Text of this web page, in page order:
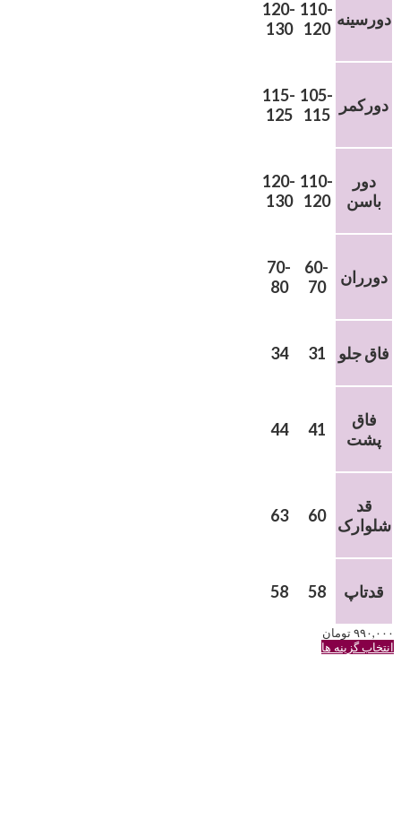
120-
130
110-
120 دورسینه
115-
125
105-
115
دورکمر
120-
130
110-
120
دور
باسن
70-
80
60-
70
دورران
34 31 فاق جلو
44 41
فاق
پشت
63 60
قد
شلوارک
58 58 قدتاپ
۹۹۰,۰۰۰تومان
انتخاب گزینه ها